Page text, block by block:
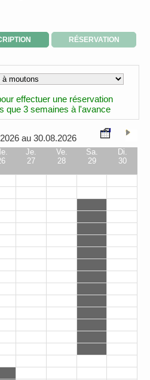
RÉSERVATION
effectuer une réservation
que 3 semaines à l'avance
au 30.08.2026
Je.
27
Ve.
28
Sa.
29
Di.
30